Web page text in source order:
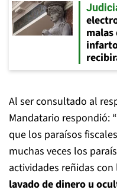
malas
Al ser consultado al
Mandatario respondió:
que los paraísos
muchas veces los
actividades reñidas
lavado de dinero u